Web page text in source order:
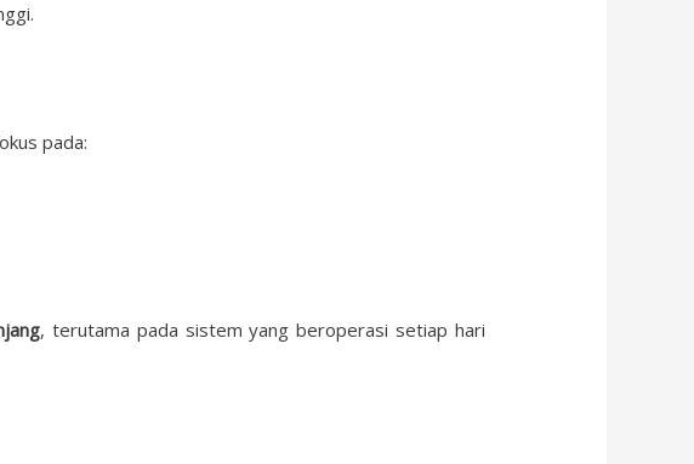
pada:
, terutama pada sistem yang beroperasi setiap hari